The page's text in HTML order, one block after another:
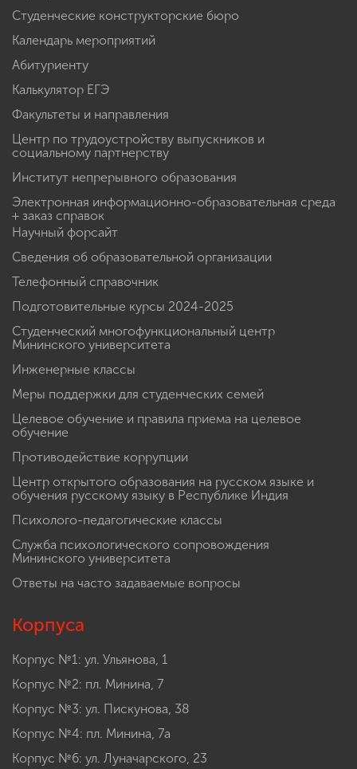
Студенческие конструкторские бюро
Календарь мероприятий
Абитуриенту
Калькулятор ЕГЭ
Факультеты и направления
Центр по трудоустройству выпускников и
социальному партнерству
Институт непрерывного образования
Электронная информационно-образовательная среда
+ заказ справок
Научный форсайт
Сведения об образовательной организации
Телефонный справочник
Подготовительные курсы 2024-2025
Студенческий многофункциональный центр
Мининского университета
Инженерные классы
Меры поддержки для студенческих семей
Целевое обучение и правила приема на целевое
обучение
Противодействие коррупции
Центр открытого образования на русском языке и
обучения русскому языку в Республике Индия
Психолого-педагогические классы
Служба психологического сопровождения
Мининского университета
Ответы на часто задаваемые вопросы
Корпуса
Корпус №1: ул. Ульянова, 1
Корпус №2: пл. Минина, 7
Корпус №3: ул. Пискунова, 38
Корпус №4: пл. Минина, 7а
Корпус №6: ул. Луначарского, 23